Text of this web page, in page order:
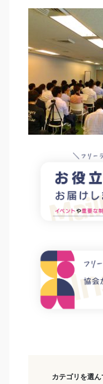
カテゴリを選ん